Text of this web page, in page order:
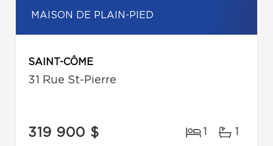
MAISON DE PLAIN-PIED
SAINT-CÔME
31 Rue St-Pierre
319 900 $ 1 1